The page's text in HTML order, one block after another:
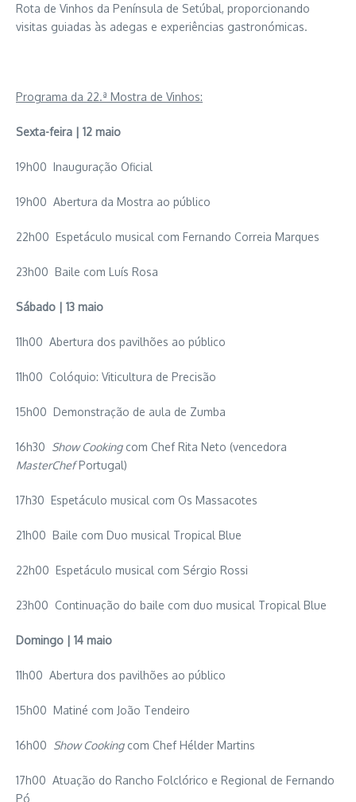
Rota de Vinhos da Península de Setúbal, proporcionando
visitas guiadas às adegas e experiências gastronómicas.
Programa da 22.ª Mostra de Vinhos:
Sexta-feira | 12 maio
19h00 Inauguração Oficial
19h00 Abertura da Mostra ao público
22h00 Espetáculo musical com Fernando Correia Marques
23h00 Baile com Luís Rosa
Sábado | 13 maio
11h00 Abertura dos pavilhões ao público
11h00 Colóquio: Viticultura de Precisão
15h00 Demonstração de aula de Zumba
16h30 Show Cookingcom Chef Rita Neto (vencedora
MasterChefPortugal)
17h30 Espetáculo musical com Os Massacotes
21h00 Baile com Duo musical Tropical Blue
22h00 Espetáculo musical com Sérgio Rossi
23h00 Continuação do baile com duo musical Tropical Blue
Domingo | 14 maio
11h00 Abertura dos pavilhões ao público
15h00 Matiné com João Tendeiro
16h00 Show Cookingcom Chef Hélder Martins
17h00 Atuação do Rancho Folclórico e Regional de Fernando
Pó